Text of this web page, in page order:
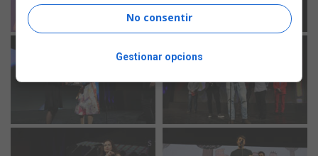
No consentir
Gestionar opcions